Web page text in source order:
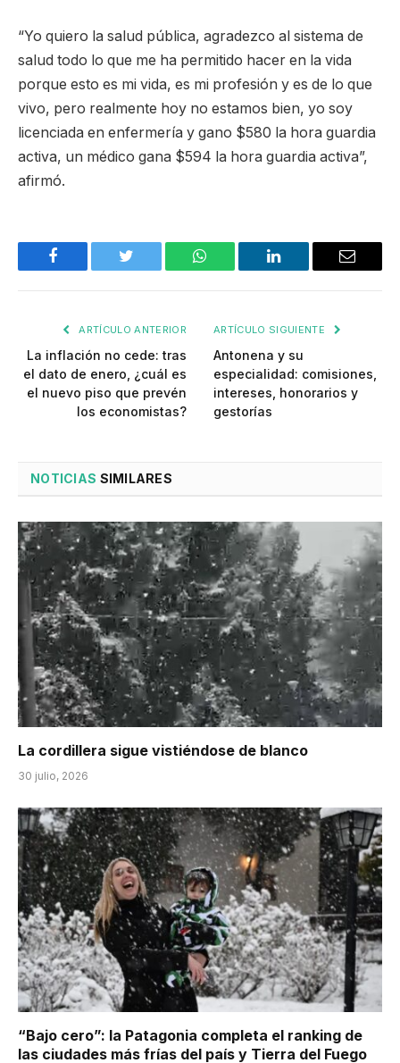
“Yo quiero la salud pública, agradezco al sistema de
salud todo lo que me ha permitido hacer en la vida
porque esto es mi vida, es mi profesión y es de lo que
vivo, pero realmente hoy no estamos bien, yo soy
licenciada en enfermería y gano $580 la hora guardia
activa, un médico gana $594 la hora guardia activa”,
afirmó.
Facebook Twitter WhatsApp LinkedIn Email
ARTÍCULO ANTERIOR
La inflación no cede: tras
el dato de enero, ¿cuál es
el nuevo piso que prevén
los economistas?
ARTÍCULO SIGUIENTE
Antonena y su
especialidad: comisiones,
intereses, honorarios y
gestorías
NOTICIAS SIMILARES
La cordillera sigue vistiéndose de blanco
30 julio, 2026
“Bajo cero”: la Patagonia completa el ranking de
las ciudades más frías del país y Tierra del Fuego